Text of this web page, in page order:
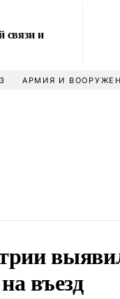
связи и
АРМИЯ И
въезд